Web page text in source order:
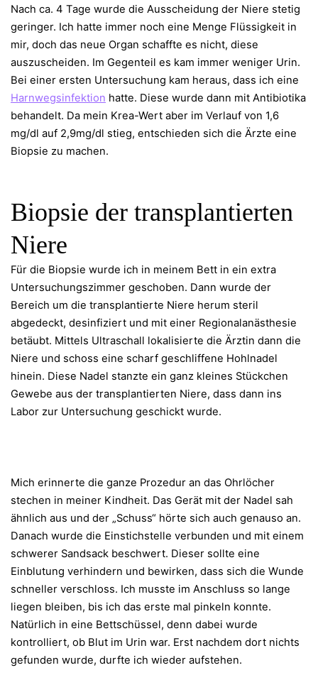
Nach ca. 4 Tage wurde die Ausscheidung der Niere stetig
geringer. Ich hatte immer noch eine Menge Flüssigkeit in
mir, doch das neue Organ schaffte es nicht, diese
auszuscheiden. Im Gegenteil es kam immer weniger Urin.
Bei einer ersten Untersuchung kam heraus, dass ich eine
Harnwegsinfektion hatte. Diese wurde dann mit Antibiotika
behandelt. Da mein Krea-Wert aber im Verlauf von 1,6
mg/dl auf 2,9mg/dl stieg, entschieden sich die Ärzte eine
Biopsie zu machen.
Biopsie der transplantierten
Niere
Für die Biopsie wurde ich in meinem Bett in ein extra
Untersuchungszimmer geschoben. Dann wurde der
Bereich um die transplantierte Niere herum steril
abgedeckt, desinfiziert und mit einer Regionalanästhesie
betäubt. Mittels Ultraschall lokalisierte die Ärztin dann die
Niere und schoss eine scharf geschliffene Hohlnadel
hinein. Diese Nadel stanzte ein ganz kleines Stückchen
Gewebe aus der transplantierten Niere, dass dann ins
Labor zur Untersuchung geschickt wurde.
Mich erinnerte die ganze Prozedur an das Ohrlöcher
stechen in meiner Kindheit. Das Gerät mit der Nadel sah
ähnlich aus und der „Schuss“ hörte sich auch genauso an.
Danach wurde die Einstichstelle verbunden und mit einem
schwerer Sandsack beschwert. Dieser sollte eine
Einblutung verhindern und bewirken, dass sich die Wunde
schneller verschloss. Ich musste im Anschluss so lange
liegen bleiben, bis ich das erste mal pinkeln konnte.
Natürlich in eine Bettschüssel, denn dabei wurde
kontrolliert, ob Blut im Urin war. Erst nachdem dort nichts
gefunden wurde, durfte ich wieder aufstehen.